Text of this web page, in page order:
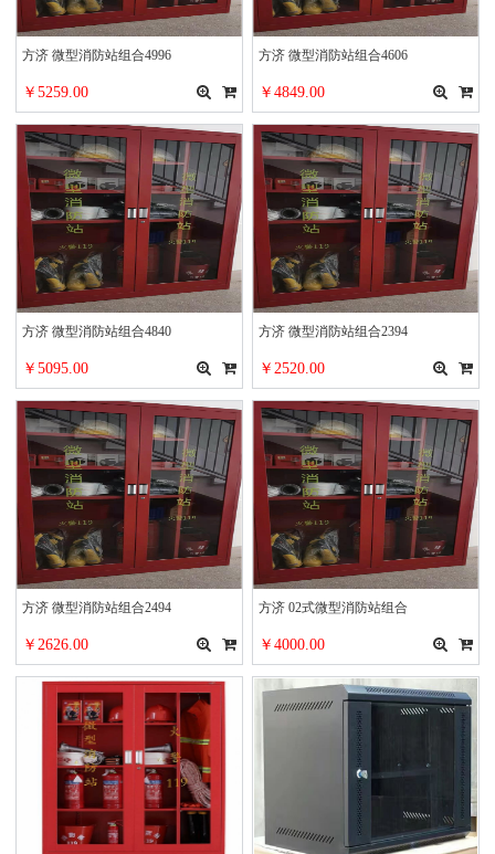
方济 微型消防站组合4996
￥5259.00
方济 微型消防站组合4606
￥4849.00
方济 微型消防站组合4840
￥5095.00
方济 微型消防站组合2394
￥2520.00
方济 微型消防站组合2494
￥2626.00
方济 02式微型消防站组合
￥4000.00